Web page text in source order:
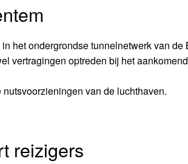
het ondergrondse tunnelnetwerk van
vertragingen optreden bij het
van de luchthaven.
reizigers